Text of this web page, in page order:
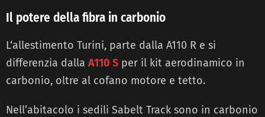
Il potere della fibra in carbonio
L‘allestimento Turini, parte dalla A110 R e si
differenzia dalla A110 S per il kit aerodinamico in
carbonio, oltre al cofano motore e tetto.
Nell’abitacolo i sedili Sabelt Track sono in carbonio